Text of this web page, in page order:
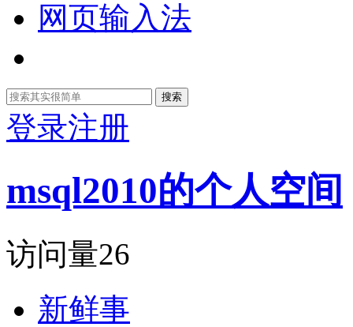
网页输入法
搜索
登录注册
msql2010的个人空间
访问量26
新鲜事